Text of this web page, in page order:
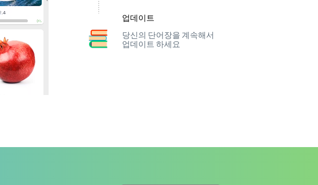
업데이트
당신의 단어장을 계속해서
업데이트 하세요